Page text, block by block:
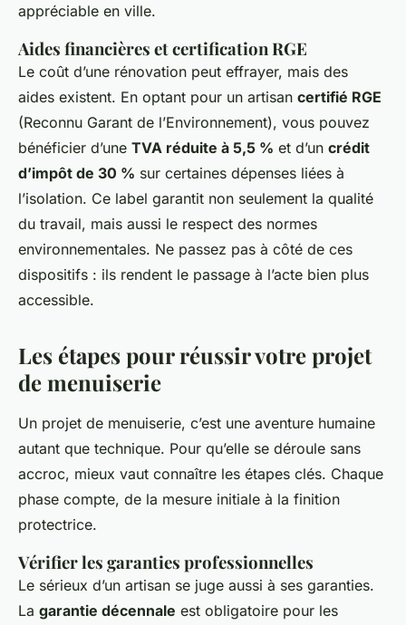
appréciable en ville.
Aides financières et certification RGE
Le coût d’une rénovation peut effrayer, mais des
aides existent. En optant pour un artisan certifié RGE
(Reconnu Garant de l’Environnement), vous pouvez
bénéficier d’une TVA réduite à 5,5 % et d’un crédit
d’impôt de 30 % sur certaines dépenses liées à
l’isolation. Ce label garantit non seulement la qualité
du travail, mais aussi le respect des normes
environnementales. Ne passez pas à côté de ces
dispositifs : ils rendent le passage à l’acte bien plus
accessible.
Les étapes pour réussir votre projet
de menuiserie
Un projet de menuiserie, c’est une aventure humaine
autant que technique. Pour qu’elle se déroule sans
accroc, mieux vaut connaître les étapes clés. Chaque
phase compte, de la mesure initiale à la finition
protectrice.
Vérifier les garanties professionnelles
Le sérieux d’un artisan se juge aussi à ses garanties.
La garantie décennale est obligatoire pour les